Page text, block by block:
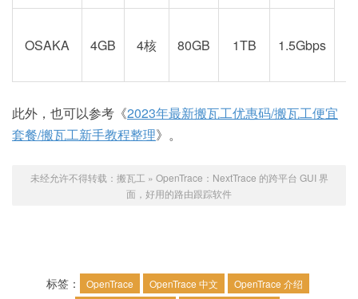
OSAKA
4GB 4核 80GB 1TB 1.5Gbps
此外，也可以参考《2023年最新搬瓦工优惠码/搬瓦工便宜
套餐/搬瓦工新手教程整理》。
未经允许不得转载： 搬瓦工 » OpenTrace：NextTrace 的跨平台 GUI 界
面，好用的路由跟踪软件
标签： OpenTrace OpenTrace 中文
OpenTrace 介绍